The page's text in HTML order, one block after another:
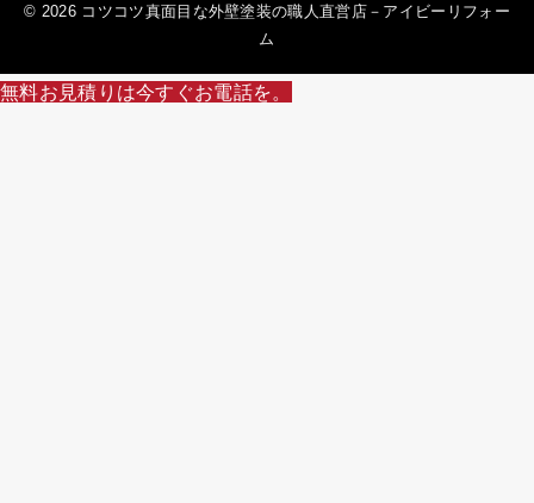
© 2026 コツコツ真面目な外壁塗装の職人直営店－アイビーリフォー
ム
無料お見積りは今すぐお電話を。